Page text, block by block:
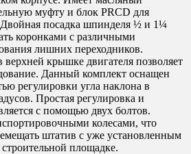
муфту и блок PRCD для
Двойная посадка шпинделя ½ и 1¼
коронками с различными
лишних переходников.
крышке двигателя позволяет
Данный комплект оснащен
регулировки угла наклона в
Простая регулировка и
с помощью двух болтов.
колесами, что
штатив с уже установленным
площадке.